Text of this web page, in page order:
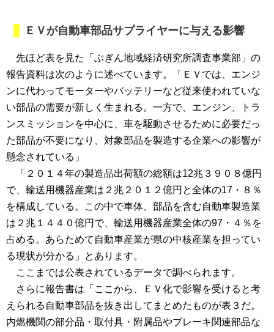
ＥＶが自動車部品サプライヤーに与える影響
先ほど表を見た「ぶぎん地域経済研究所調査事業部」の
報告資料は次のように述べています。「ＥＶでは、エンジ
ンに代わってモーターやバッテリーなど従来使われていな
い部品の需要が新しく生まれる。一方で、エンジン、トラ
ンスミッションを中心に、車を駆動させるために必要だっ
た部品が不要になり、対象部品を製造する企業への影響が
懸念されている」
「２０１４年の製造品出荷額の総額は12兆３９０８億円
で、輸送用機器産業は２兆２０１２億円と全体の17・８％
を構成している。この中で車体、部品を含む自動車製造業
は２兆１４４０億円で、輸送用機器産業全体の97・４％を
占める。あらためて自動車産業が県の中核産業を担ってい
る現状が分かる」とあります。
ここまでは公表されているデータで調べられます。
さらに報告書は「ここから、ＥＶ化で影響を受けると考
えられる自動車部品を抜き出してまとめたものが表３だ。
内燃機関の部分品・取付具・附属品やブレーキ関連部品な